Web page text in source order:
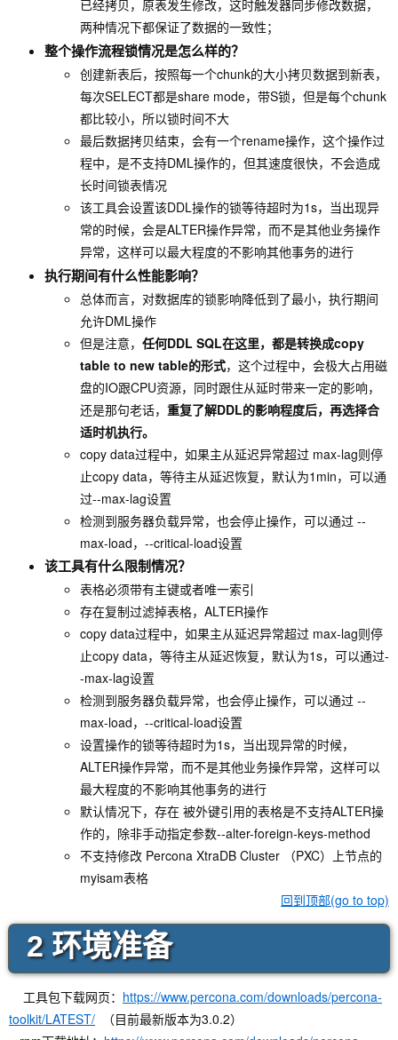
已经拷贝，原表发生修改，这时触发器同步修改数据，
两种情况下都保证了数据的一致性；
整个操作流程锁情况是怎么样的？
创建新表后，按照每一个chunk的大小拷贝数据到新表，
每次SELECT都是share mode，带S锁，但是每个chunk
都比较小，所以锁时间不大
最后数据拷贝结束，会有一个rename操作，这个操作过
程中，是不支持DML操作的，但其速度很快，不会造成
长时间锁表情况
该工具会设置该DDL操作的锁等待超时为1s，当出现异
常的时候，会是ALTER操作异常，而不是其他业务操作
异常，这样可以最大程度的不影响其他事务的进行
执行期间有什么性能影响？
总体而言，对数据库的锁影响降低到了最小，执行期间
允许DML操作
但是注意， 任何DDL SQL在这里，都是转换成copy
table to new table的形式，这个过程中，会极大占用磁
盘的IO跟CPU资源，同时跟住从延时带来一定的影响，
还是那句老话， 重复了解DDL的影响程度后，再选择合
适时机执行。
copy data过程中，如果主从延迟异常超过 max-lag则停
止copy data，等待主从延迟恢复，默认为1min，可以通
过--max-lag设置
检测到服务器负载异常，也会停止操作，可以通过 --
max-load，--critical-load设置
该工具有什么限制情况？
表格必须带有主键或者唯一索引
存在复制过滤掉表格，ALTER操作
copy data过程中，如果主从延迟异常超过 max-lag则停
止copy data，等待主从延迟恢复，默认为1s，可以通过-
-max-lag设置
检测到服务器负载异常，也会停止操作，可以通过 --
max-load，--critical-load设置
设置操作的锁等待超时为1s，当出现异常的时候，
ALTER操作异常，而不是其他业务操作异常，这样可以
最大程度的不影响其他事务的进行
默认情况下，存在 被外键引用的表格是不支持ALTER操
作的，除非手动指定参数--alter-foreign-keys-method
不支持修改 Percona XtraDB Cluster （PXC）上节点的
myisam表格
回到顶部(go to top)
2 环境准备
工具包下载网页： https://www.percona.com/downloads/percona-
toolkit/LATEST/ （目前最新版本为3.0.2）